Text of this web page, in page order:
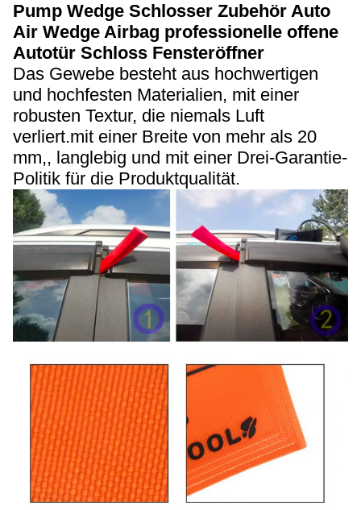
Pump Wedge Schlosser Zubehör Auto
Air Wedge Airbag professionelle offene
Autotür Schloss Fensteröffner
Das Gewebe besteht aus hochwertigen
und hochfesten Materialien, mit einer
robusten Textur, die niemals Luft
verliert.mit einer Breite von mehr als 20
mm,, langlebig und mit einer Drei-Garantie-
Politik für die Produktqualität.